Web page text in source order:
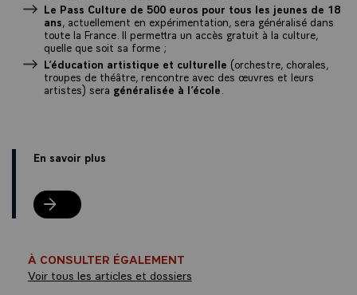
Le Pass Culture de 500 euros pour tous les jeunes de 18
ans, actuellement en expérimentation, sera généralisé dans
toute la France. Il permettra un accès gratuit à la culture,
quelle que soit sa forme ;
L’éducation artistique et culturelle (orchestre, chorales,
troupes de théâtre, rencontre avec des œuvres et leurs
artistes) sera généralisée à l’école
En savoir plus
En savoir plus
À CONSULTER ÉGALEMENT
Voir tous les articles et dossiers